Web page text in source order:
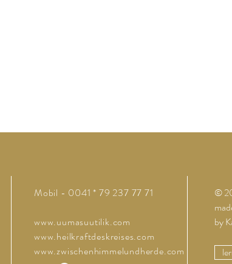
Mobil - 0041 * 79 237 77 71
www.uumasuutilik.com
www.heilkraftdeskreises.com
www.zwischenhimmelundherde.com
©
by